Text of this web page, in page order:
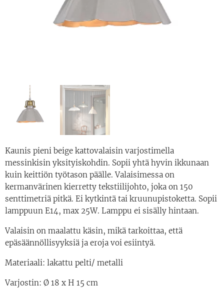
Kaunis pieni beige kattovalaisin varjostimella
messinkisin yksityiskohdin. Sopii yhtä hyvin ikkunaan
kuin keittiön työtason päälle. Valaisimessa on
kermanvärinen kierretty tekstiilijohto, joka on 150
senttimetriä pitkä. Ei kytkintä tai kruunupistoketta. Sopii
lamppuun E14, max 25W. Lamppu ei sisälly hintaan.
Valaisin on maalattu käsin, mikä tarkoittaa, että
epäsäännöllisyyksiä ja eroja voi esiintyä.
Materiaali: lakattu pelti/ metalli
Varjostin: Ø 18 x H 15 cm